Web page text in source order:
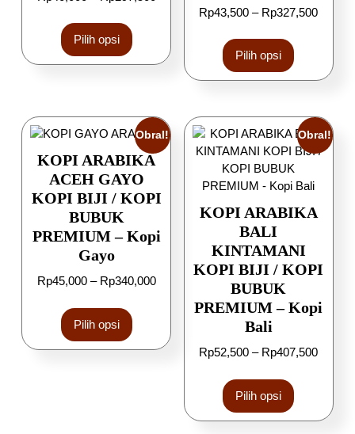
Pilih opsi
Rp43,500 – Rp327,500
Pilih opsi
Obral!
KOPI ARABIKA
ACEH GAYO
KOPI BIJI / KOPI
BUBUK
PREMIUM – Kopi
Gayo
Rp45,000 – Rp340,000
Pilih opsi
Obral!
KOPI ARABIKA
BALI
KINTAMANI
KOPI BIJI / KOPI
BUBUK
PREMIUM – Kopi
Bali
Rp52,500 – Rp407,500
Pilih opsi